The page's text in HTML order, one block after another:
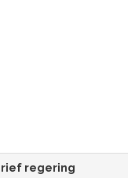
regering